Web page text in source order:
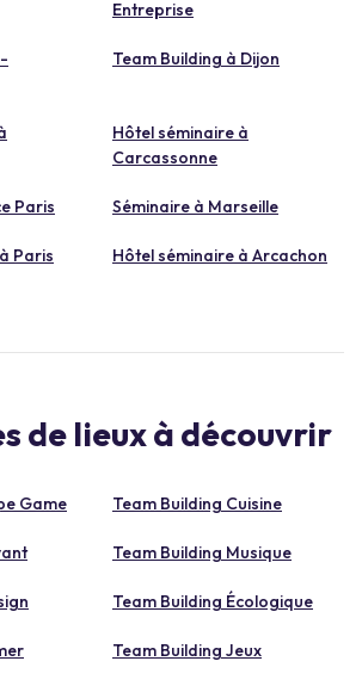
Entreprise
Team Building à Dijon
Hôtel séminaire à
Carcassonne
Paris Séminaire à Marseille
Paris Hôtel séminaire à Arcachon
de lieux à découvrir
Game Team Building Cuisine
Team Building Musique
Team Building Écologique
Team Building Jeux